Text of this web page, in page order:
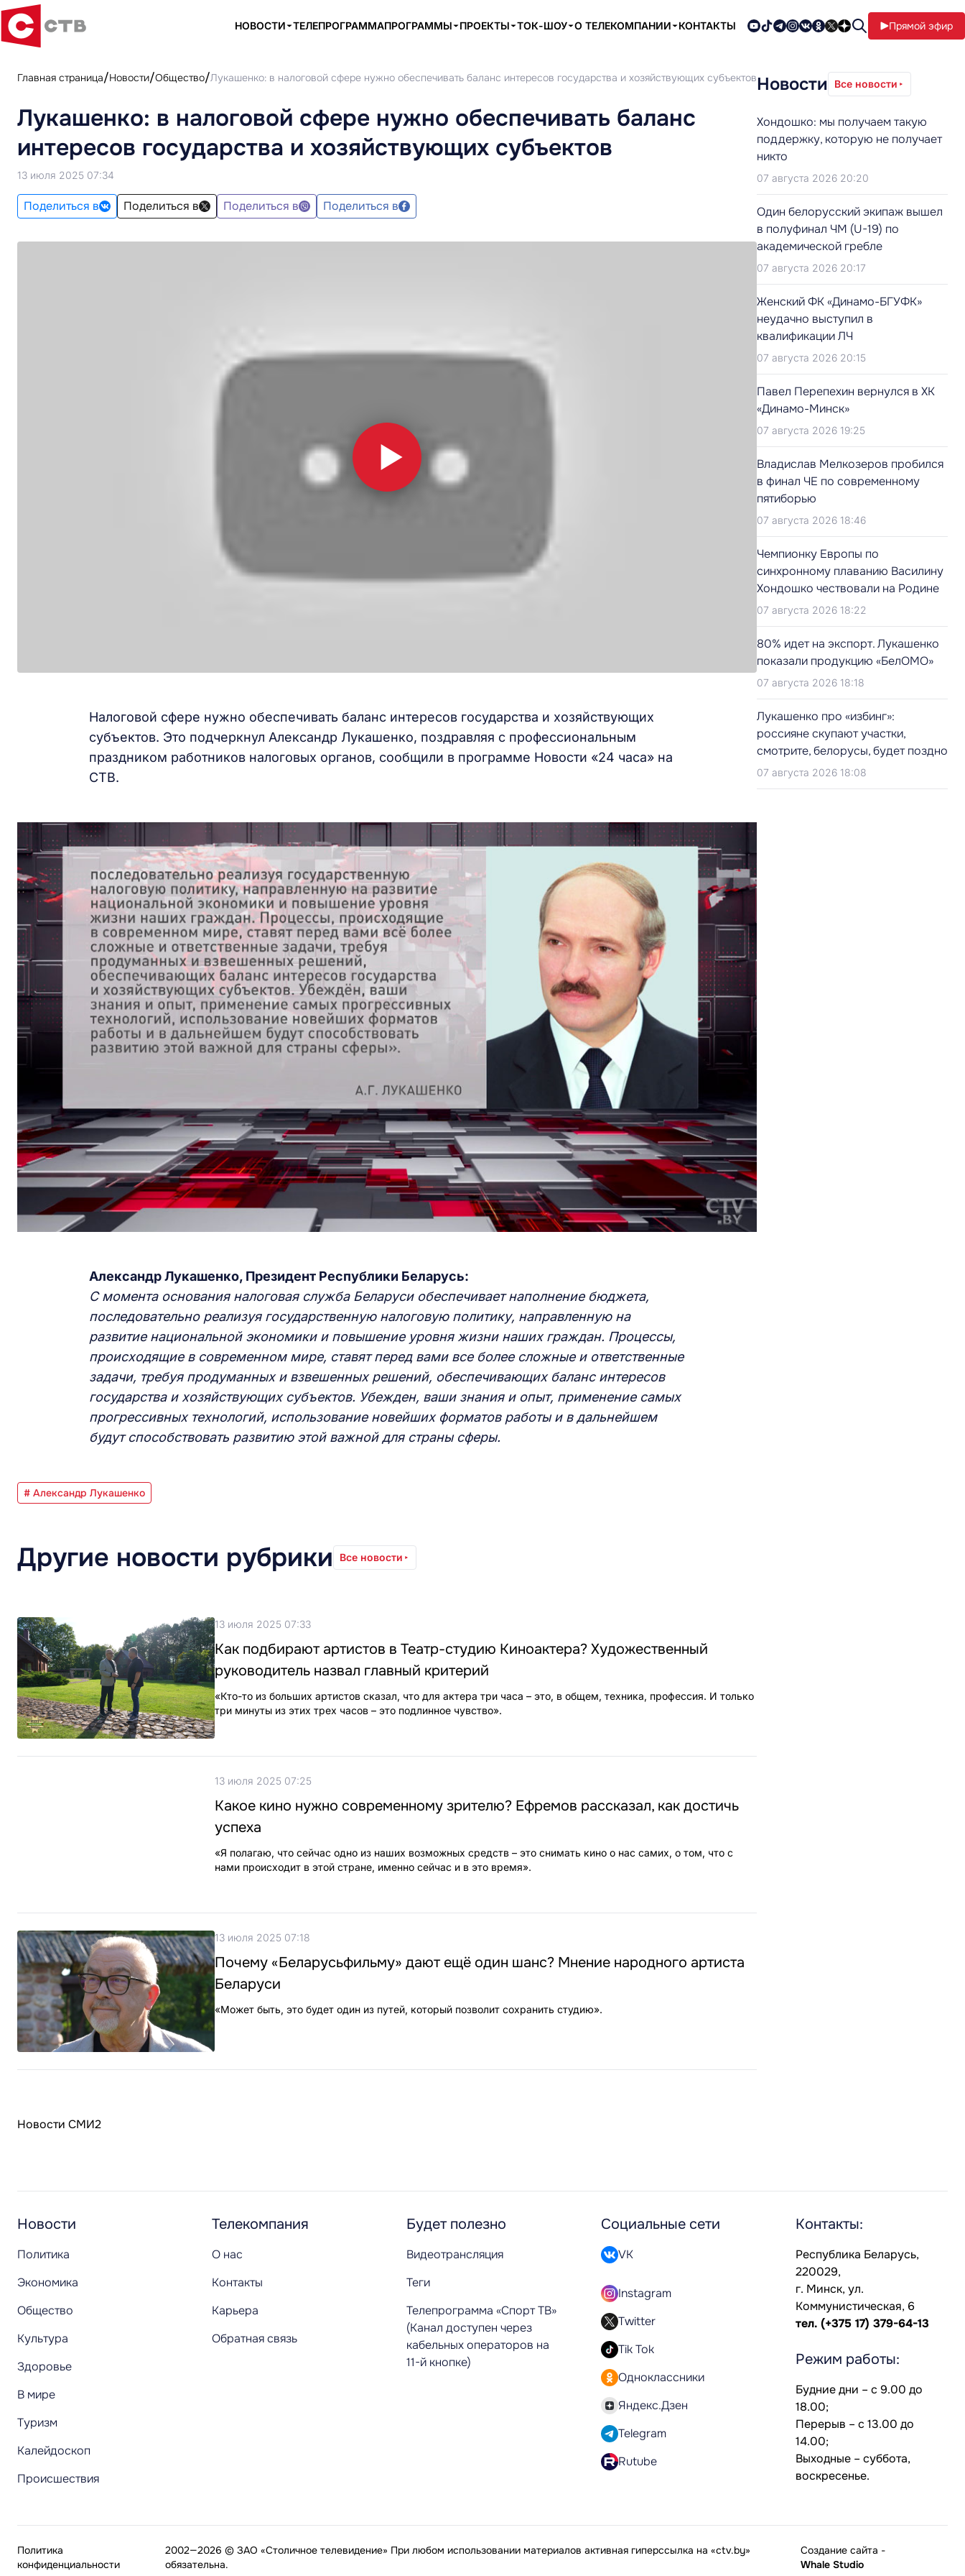
НОВОСТИ ТЕЛЕПРОГРАММАПРОГРАММЫ ПРОЕКТЫ ТОК-ШОУ О ТЕЛЕКОМПАНИИ КОНТАКТЫ Прямой эфир
Главная страница Новости Общество Лукашенко: в налоговой сфере нужно обеспечивать баланс интересов государства и хозяйствующих субъектов
Лукашенко: в налоговой сфере нужно обеспечивать баланс
интересов государства и хозяйствующих субъектов
13 июля 2025 07:34
Поделиться в Поделиться в Поделиться в Поделиться в
Налоговой сфере нужно обеспечивать баланс интересов государства и хозяйствующих
субъектов. Это подчеркнул Александр Лукашенко, поздравляя с профессиональным
праздником работников налоговых органов, сообщили в программе Новости «24 часа» на
СТВ.
Александр Лукашенко, Президент Республики Беларусь:
C момента основания налоговая служба Беларуси обеспечивает наполнение бюджета,
последовательно реализуя государственную налоговую политику, направленную на
развитие национальной экономики и повышение уровня жизни наших граждан. Процессы,
происходящие в современном мире, ставят перед вами все более сложные и ответственные
задачи, требуя продуманных и взвешенных решений, обеспечивающих баланс интересов
государства и хозяйствующих субъектов. Убежден, ваши знания и опыт, применение самых
прогрессивных технологий, использование новейших форматов работы и в дальнейшем
будут способствовать развитию этой важной для страны сферы.
# Александр Лукашенко
Другие новости рубрики Все новости
13 июля 2025 07:33
Как подбирают артистов в Театр-студию Киноактера? Художественный
руководитель назвал главный критерий
«Кто-то из больших артистов сказал, что для актера три часа – это, в общем, техника, профессия. И только
три минуты из этих трех часов – это подлинное чувство».
13 июля 2025 07:25
Какое кино нужно современному зрителю? Ефремов рассказал, как достичь
успеха
«Я полагаю, что сейчас одно из наших возможных средств – это снимать кино о нас самих, о том, что с
нами происходит в этой стране, именно сейчас и в это время».
13 июля 2025 07:18
Почему «Беларусьфильму» дают ещё один шанс? Мнение народного артиста
Беларуси
«Может быть, это будет один из путей, который позволит сохранить студию».
Новости СМИ2
Новости Все новости
Хондошко: мы получаем такую
поддержку, которую не получает
никто
07 августа 2026 20:20
Один белорусский экипаж вышел
в полуфинал ЧМ (U-19) по
академической гребле
07 августа 2026 20:17
Женский ФК «Динамо-БГУФК»
неудачно выступил в
квалификации ЛЧ
07 августа 2026 20:15
Павел Перепехин вернулся в ХК
«Динамо-Минск»
07 августа 2026 19:25
Владислав Мелкозеров пробился
в финал ЧЕ по современному
пятиборью
07 августа 2026 18:46
Чемпионку Европы по
синхронному плаванию Василину
Хондошко чествовали на Родине
07 августа 2026 18:22
80% идет на экспорт. Лукашенко
показали продукцию «БелОМО»
07 августа 2026 18:18
Лукашенко про «избинг»:
россияне скупают участки,
смотрите, белорусы, будет поздно
07 августа 2026 18:08
Новости
Политика
Экономика
Общество
Культура
Здоровье
В мире
Туризм
Калейдоскоп
Происшествия
Телекомпания
О нас
Контакты
Карьера
Обратная связь
Будет полезно
Видеотрансляция
Теги
Телепрограмма «Спорт ТВ»
(Канал доступен через
кабельных операторов на
11-й кнопке)
Социальные сети
VK
Instagram
Twitter
Tik Tok
Одноклассники
Яндекс.Дзен
Telegram
Rutube
Контакты:
Республика Беларусь,
220029,
г. Минск, ул.
Коммунистическая, 6
тел. (+375 17) 379-64-13
Режим работы:
Будние дни – с 9.00 до
18.00;
Перерыв – с 13.00 до
14.00;
Выходные – суббота,
воскресенье.
2002—2026 © ЗАО «Столичное телевидение» При любом использовании материалов активная гиперссылка на «ctv.by»
обязательна.
Политика
конфиденциальности
Создание сайта -
Whale Studio